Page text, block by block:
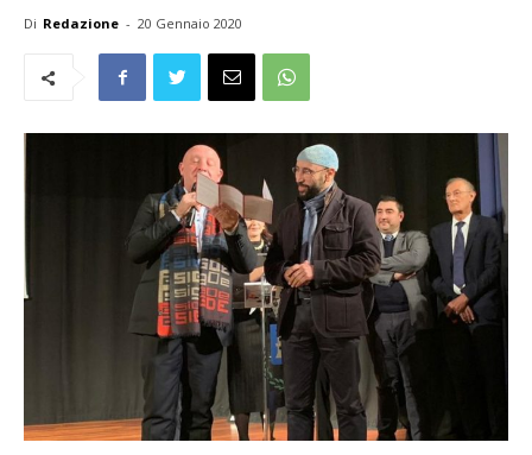
Di Redazione - 20 Gennaio 2020